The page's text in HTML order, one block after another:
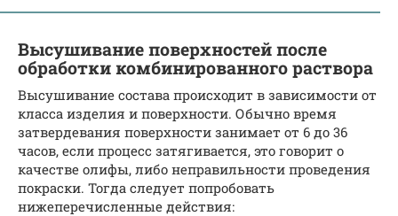
Высушивание поверхностей после
обработки комбинированного раствора
Высушивание состава происходит в зависимости от
класса изделия и поверхности. Обычно время
затвердевания поверхности занимает от 6 до 36
часов, если процесс затягивается, это говорит о
качестве олифы, либо неправильности проведения
покраски. Тогда следует попробовать
нижеперечисленные действия: